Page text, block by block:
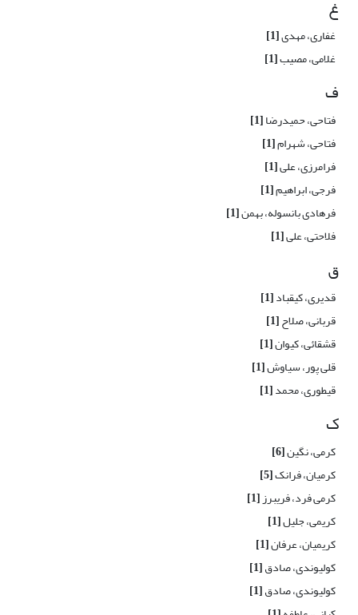
غ
غفاری، مهدی[1]
غلامی، مصیب[1]
ف
فتاحی، حمیدرضا[1]
فتاحی، شهرام[1]
فرامرزی، علی[1]
فرجی، ابراهیم[1]
فرهادی بانسوله، بهمن[1]
فلاحتی، علی[1]
ق
قدیری، کیقباد[1]
قربانی، صلاح[1]
قشقائی، کیوان[1]
قلی پور، سیاوش[1]
قیطوری، محمد[1]
ک
کرمی، نگین[6]
کرمیان، فرانک[5]
کرمی فرد، فریبرز[1]
کریمی، جلیل[1]
کریمیان، عرفان[1]
کولیوندی، صادق[1]
کولیوندی، صادق[1]